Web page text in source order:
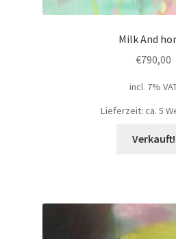
Milk And
€790,00
incl. 7%
Lieferzeit: ca. 5
Verkauft!